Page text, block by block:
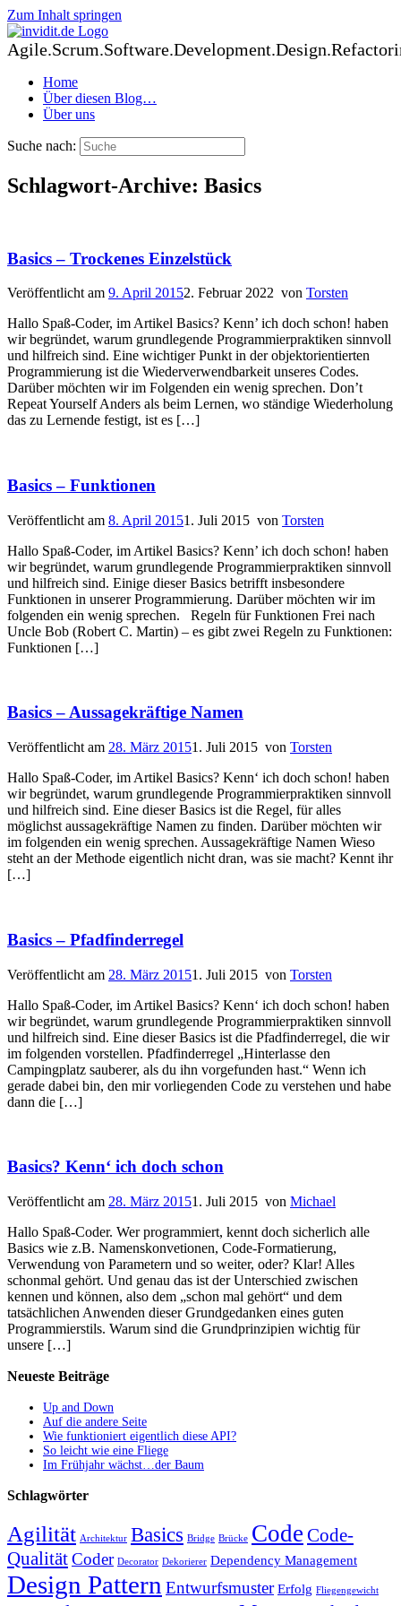
Zum Inhalt springen
Home
Über diesen Blog…
Über uns
Suche nach:
Schlagwort-Archive: Basics
Basics – Trockenes Einzelstück
Veröffentlicht am 9. April 20152. Februar 2022 von Torsten
Hallo Spaß-Coder, im Artikel Basics? Kenn’ ich doch schon! haben
wir begründet, warum grundlegende Programmierpraktiken sinnvoll
und hilfreich sind. Eine wichtiger Punkt in der objektorientierten
Programmierung ist die Wiederverwendbarkeit unseres Codes.
Darüber möchten wir im Folgenden ein wenig sprechen. Don’t
Repeat Yourself Anders als beim Lernen, wo ständige Wiederholung
das zu Lernende festigt, ist es […]
Basics – Funktionen
Veröffentlicht am 8. April 20151. Juli 2015 von Torsten
Hallo Spaß-Coder, im Artikel Basics? Kenn’ ich doch schon! haben
wir begründet, warum grundlegende Programmierpraktiken sinnvoll
und hilfreich sind. Einige dieser Basics betrifft insbesondere
Funktionen in unserer Programmierung. Darüber möchten wir im
folgenden ein wenig sprechen. Regeln für Funktionen Frei nach
Uncle Bob (Robert C. Martin) – es gibt zwei Regeln zu Funktionen:
Funktionen […]
Basics – Aussagekräftige Namen
Veröffentlicht am 28. März 20151. Juli 2015 von Torsten
Hallo Spaß-Coder, im Artikel Basics? Kenn‘ ich doch schon! haben
wir begründet, warum grundlegende Programmierpraktiken sinnvoll
und hilfreich sind. Eine dieser Basics ist die Regel, für alles
möglichst aussagekräftige Namen zu finden. Darüber möchten wir
im folgenden ein wenig sprechen. Aussagekräftige Namen Wieso
steht an der Methode eigentlich nicht dran, was sie macht? Kennt ihr
[…]
Basics – Pfadfinderregel
Veröffentlicht am 28. März 20151. Juli 2015 von Torsten
Hallo Spaß-Coder, im Artikel Basics? Kenn‘ ich doch schon! haben
wir begründet, warum grundlegende Programmierpraktiken sinnvoll
und hilfreich sind. Eine dieser Basics ist die Pfadfinderregel, die wir
im folgenden vorstellen. Pfadfinderregel „Hinterlasse den
Campingplatz sauberer, als du ihn vorgefunden hast.“ Wenn ich
gerade dabei bin, den mir vorliegenden Code zu verstehen und habe
dann die […]
Basics? Kenn‘ ich doch schon
Veröffentlicht am 28. März 20151. Juli 2015 von Michael
Hallo Spaß-Coder. Wer programmiert, kennt doch sicherlich alle
Basics wie z.B. Namenskonvetionen, Code-Formatierung,
Verwendung von Parametern und so weiter, oder? Klar! Alles
schonmal gehört. Und genau das ist der Unterschied zwischen
kennen und können, also dem „schon mal gehört“ und dem
tatsächlichen Anwenden dieser Grundgedanken eines guten
Programmierstils. Warum sind die Grundprinzipien wichtig für
unsere […]
Neueste Beiträge
Up and Down
Auf die andere Seite
Wie funktioniert eigentlich diese API?
So leicht wie eine Fliege
Im Frühjahr wächst…der Baum
Schlagwörter
Agilität Architektur Basics Bridge Brücke Code Code-
QualitätCoder Decorator Dekorierer Dependency Management
Design Pattern Entwurfsmuster Erfolg Fliegengewicht